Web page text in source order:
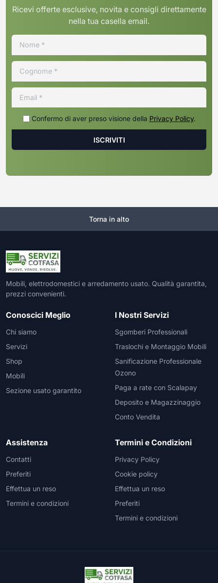
Ricevi offerte esclusive, novita e consigli direttamente
nella tua casella email.
Confermo di aver preso visione della Privacy Policy.
Torna in alto
Mobili, elettrodomestici e arredamento usato. Qualità garantita,
prezzi convenienti.
Conoscici Meglio
Chi siamo
Servizi
Shop
Mobili
Sezione usato garantito
I Nostri Servizi
Sgomberi Professionali
Traslochi e Montaggio Mobili
Sanificazione Professionale
Ozono
Paga a rate con Scalapay
Deposito e Magazzinaggio
Conto Vendita
Assistenza
Contatti
Preferiti
Effettua un reso
Termini e condizioni
Termini e Condizioni
Privacy Policy
Cookie policy
Effettua un reso
Preferiti
Termini e condizioni